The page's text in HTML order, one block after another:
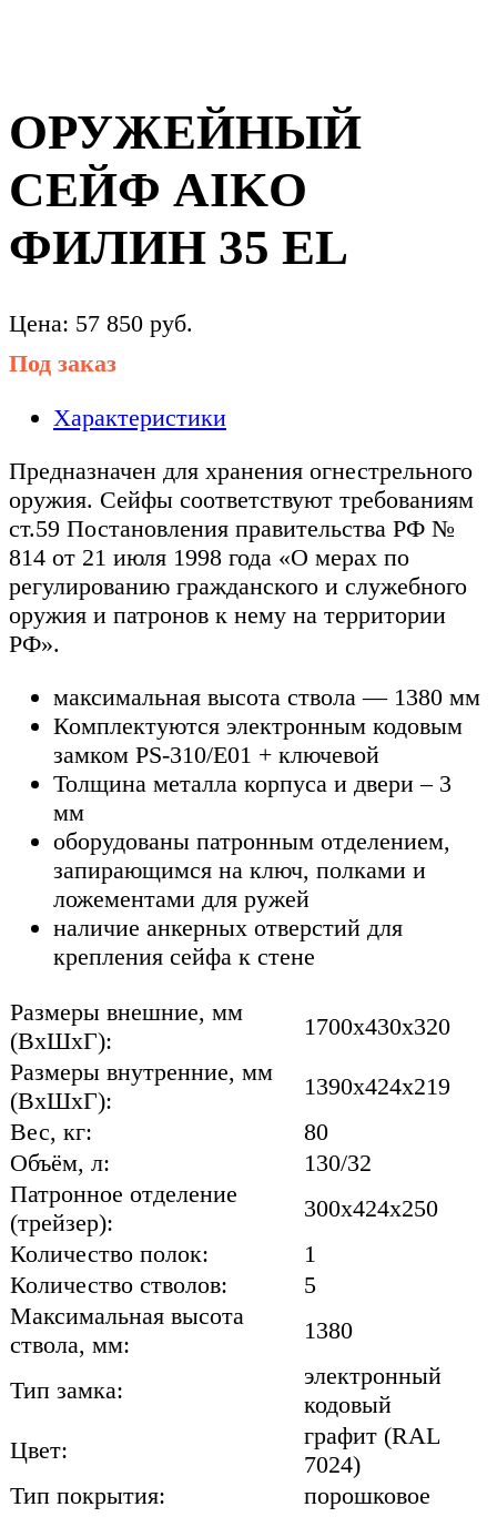
ОРУЖЕЙНЫЙ
СЕЙФ AIKO
ФИЛИН 35 EL
Цена: 57 850 руб.
Под заказ
Характеристики
Предназначен для хранения огнестрельного
оружия. Сейфы соответствуют требованиям
ст.59 Постановления правительства РФ №
814 от 21 июля 1998 года «О мерах по
регулированию гражданского и служебного
оружия и патронов к нему на территории
РФ».
максимальная высота ствола — 1380 мм
Комплектуются электронным кодовым
замком PS-310/E01 + ключевой
Толщина металла корпуса и двери – 3
мм
оборудованы патронным отделением,
запирающимся на ключ, полками и
ложементами для ружей
наличие анкерных отверстий для
крепления сейфа к стене
Размеры внешние, мм
(ВхШхГ):
1700x430x320
Размеры внутренние, мм
(ВхШхГ):
1390x424x219
Вес, кг:
80
Объём, л:
130/32
Патронное отделение
(трейзер):
300x424x250
Количество полок:
1
Количество стволов:
5
Максимальная высота
ствола, мм:
1380
Тип замка:
электронный
кодовый
Цвет:
графит (RAL
7024)
Тип покрытия:
порошковое